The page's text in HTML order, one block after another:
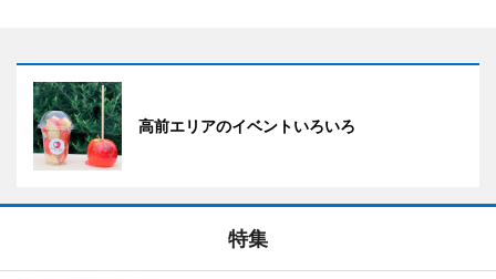
高前エリアのイベントいろいろ
特集